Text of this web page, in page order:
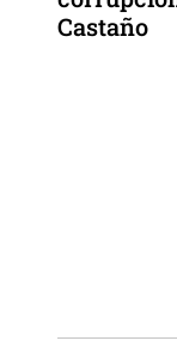
Castaño